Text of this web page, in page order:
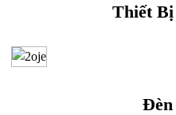
Thiết